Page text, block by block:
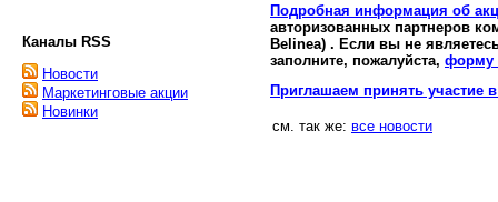
Каналы RSS
Новости
Маркетинговые акции
Новинки
Подробная информация об
авторизованных партнеров
Belinea) . Если вы не
заполните, пожалуйста, форму
Приглашаем принять участие
см. так же: все новости